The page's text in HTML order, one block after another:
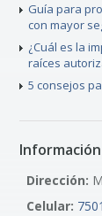
Guía para
con mayor
¿Cuál es la
raíces
5 consejos
Dirección:
Celular: